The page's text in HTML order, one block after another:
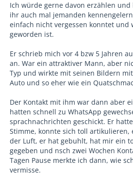
Ich würde gerne davon erzählen
ihr auch mal jemanden
einfach nicht vergessen konntet und
geworden ist.
Er schrieb mich vor 4 bzw 5 Jahren
an. War ein attraktiver Mann, aber
Typ und wirkte mit seinen Bildern
Auto und so eher wie ein
Der Kontakt mit ihm war dann aber
hatten schnell zu WhatsApp
sprachnachrichten geschickt. Er
Stimme, konnte sich toll artikulieren,
der Luft, er hat gebuhlt, hat mir ein
gegeben und nsch zwei Wochen
Tagen Pause merkte ich dann, wie
vermisse.